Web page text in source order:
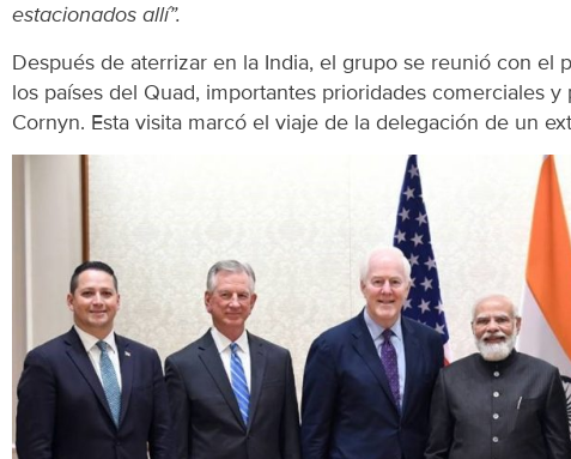
estacionados allí”.
Después de aterrizar en la India, el grupo se reunió con
los países del Quad, importantes prioridades comerciales
Cornyn. Esta visita marcó el viaje de la delegación de un